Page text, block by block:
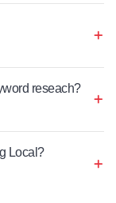
reseach?
Local?